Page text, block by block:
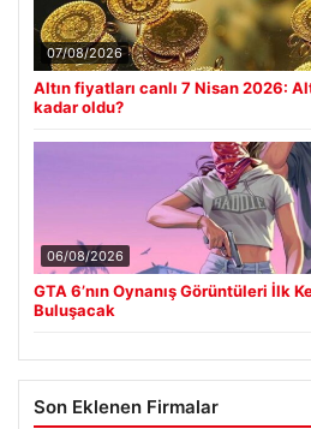
07/08/2026
Altın fiyatları canlı 7 Nisan 2026:
kadar oldu?
06/08/2026
GTA 6’nın Oynanış Görüntüleri İlk
Buluşacak
Son Eklenen Firmalar